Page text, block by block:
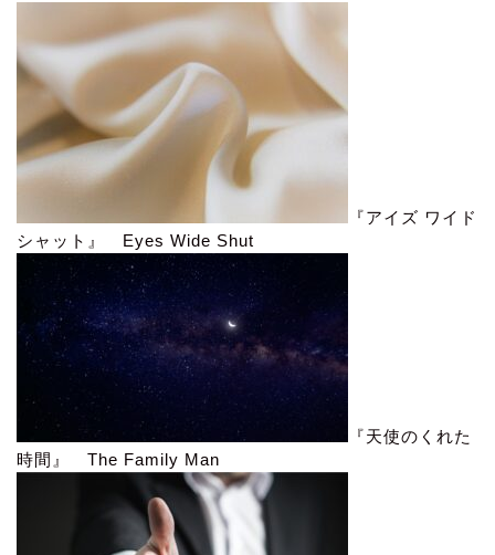
『アイズ ワイド
シャット』 Eyes Wide Shut
『天使のくれた
時間』 The Family Man